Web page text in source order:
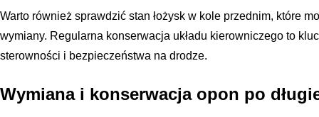
Warto również sprawdzić stan łożysk w kole przednim, które
wymiany. Regularna konserwacja układu kierowniczego to
sterowności i bezpieczeństwa na drodze.
Wymiana i konserwacja opon po